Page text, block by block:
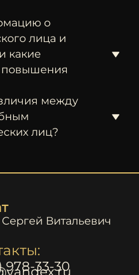
о
лица и
какие
повышения
между
лиц?
978-33-30
Витальевич